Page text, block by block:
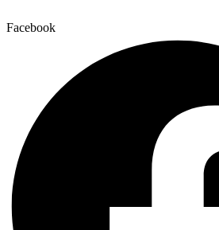
Facebook